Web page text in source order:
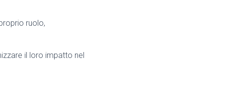
ruolo,
il loro impatto nel